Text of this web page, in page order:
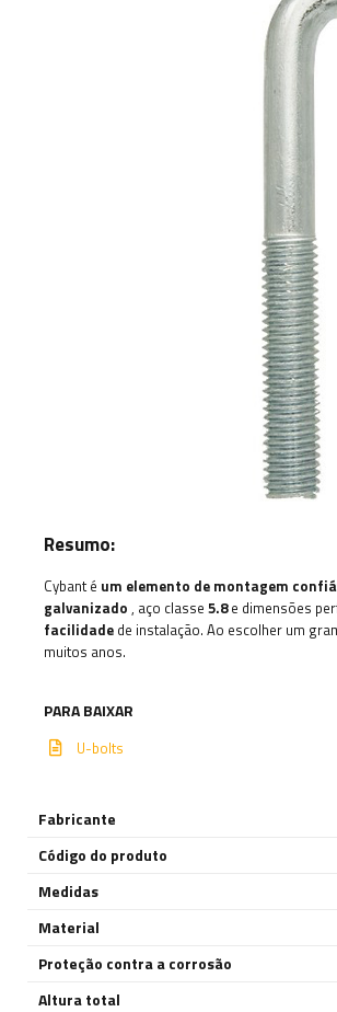
Resumo:
Cybant é um elemento de montagem
galvanizado , aço classe 5.8e dimensões
facilidade de instalação. Ao escolher um
muitos anos.
PARA BAIXAR
U-bolts
Fabricante
Código do produto
Medidas
Material
Proteção contra a corrosão
Altura total